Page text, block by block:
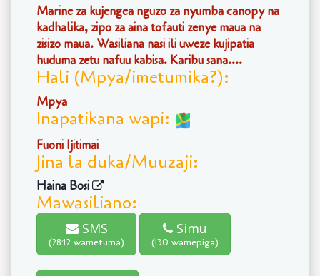
Marine za kujengea nguzo za nyumba canopy na
kadhalika, zipo za aina tofauti zenye maua na
zisizo maua. Wasiliana nasi ili uweze kujipatia
huduma zetu nafuu kabisa. Karibu sana....
Hali (Mpya/imetumika?):
Mpya
Inapatikana wapi:
Fuoni Ijitimai
Jina la duka/Muuzaji:
Haina Bosi
Mawasiliano:
SMS
(2842 wametuma)
Simu
(130 wamepiga)